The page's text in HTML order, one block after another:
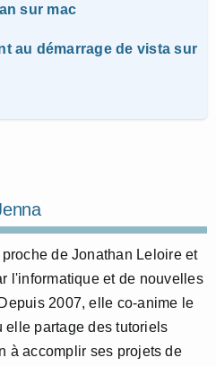
sur mac
au démarrage de vista sur
de Jonathan Leloire et
l'informatique et de nouvelles
2007, elle co-anime le
elle partage des tutoriels
à accomplir ses projets de